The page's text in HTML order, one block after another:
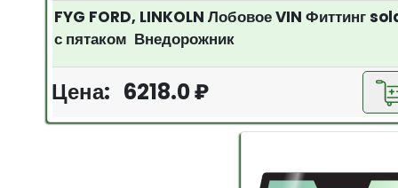
FYG FORD, LINKOLN Лобовое VIN Фиттинг
с пятаком Внедорожник
Цена: 6218.0 ₽